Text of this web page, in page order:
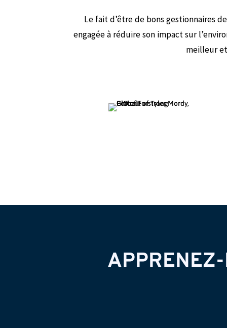
Le fait d’être de bons gestionnaires
engagée à réduire son impact sur
meilleur